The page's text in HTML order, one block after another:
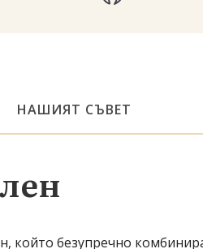
НАШИЯТ СЪВЕТ
който безупречно